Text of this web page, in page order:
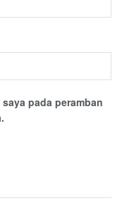
pada peramban